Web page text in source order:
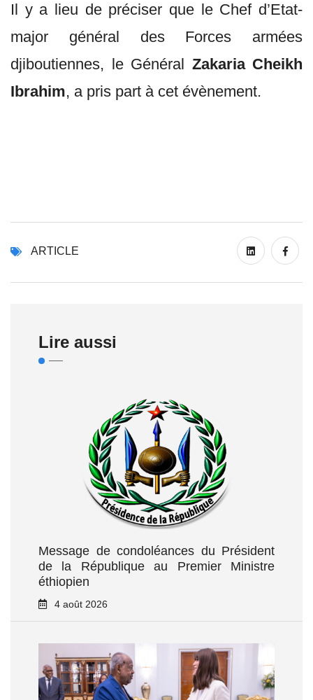
Il y a lieu de préciser que le Chef d’Etat-
major général des Forces armées
djiboutiennes, le Général Zakaria Cheikh
Ibrahim, a pris part à cet évènement.
ARTICLE
Lire aussi
Message de condoléances du Président
de la République au Premier Ministre
éthiopien
4 août 2026